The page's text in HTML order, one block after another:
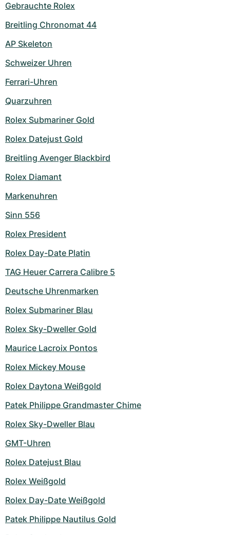
Gebrauchte Rolex
Breitling Chronomat 44
AP Skeleton
Schweizer Uhren
Ferrari-Uhren
Quarzuhren
Rolex Submariner Gold
Rolex Datejust Gold
Breitling Avenger Blackbird
Rolex Diamant
Markenuhren
Sinn 556
Rolex President
Rolex Day-Date Platin
TAG Heuer Carrera Calibre 5
Deutsche Uhrenmarken
Rolex Submariner Blau
Rolex Sky-Dweller Gold
Maurice Lacroix Pontos
Rolex Mickey Mouse
Rolex Daytona Weißgold
Patek Philippe Grandmaster Chime
Rolex Sky-Dweller Blau
GMT-Uhren
Rolex Datejust Blau
Rolex Weißgold
Rolex Day-Date Weißgold
Patek Philippe Nautilus Gold